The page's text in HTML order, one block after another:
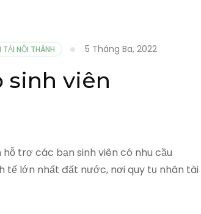
TẢI NỘI THÀNH 5 Tháng Ba, 2022
sinh viên
trợ các bạn sinh viên có nhu cầu
tế lớn nhất đất nước, nơi quy tụ nhân tài